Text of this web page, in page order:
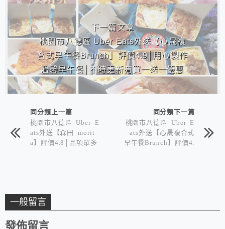
下一篇文章
桃園市八德區 Uber Eats外送【心晟複
合式早午餐Brunch】評價4.9│用心製作
溫馨早午餐│不時更新有買一送一優惠
同分類上一篇
桃園市八德區 Uber E
ats外送【森田 morit
a】評價4.8│品項眾多
同分類下一篇
桃園市八德區 Uber E
ats外送【心晟複合式
早午餐Brunch】評價4.
一般留言
發佈留言